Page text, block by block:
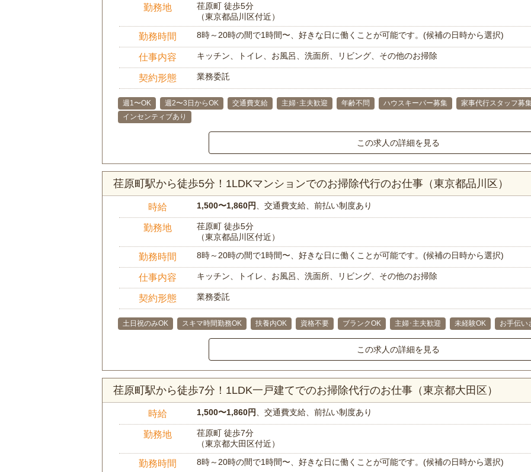
勤務地
荏原町 徒歩5分
（東京都品川区付近）
勤務時間 8時～20時の間で1時間〜、好きな日に働くことが可能です。(候補の日時から選択)
仕事内容 キッチン、トイレ、お風呂、洗面所、リビング、その他のお掃除
契約形態 業務委託
週1〜OK 週2〜3日からOK 交通費支給 主婦･主夫歓迎 年齢不問 ハウスキーパー募集 家事代行スタッフ募
インセンティブあり
この求人の詳細を見る
荏原町駅から徒歩5分！1LDKマンションでのお掃除代行のお仕事（東京都品川区）
時給 1,500〜1,860円 、交通費支給、前払い制度あり
勤務地
荏原町 徒歩5分
（東京都品川区付近）
勤務時間 8時～20時の間で1時間〜、好きな日に働くことが可能です。(候補の日時から選択)
仕事内容 キッチン、トイレ、お風呂、洗面所、リビング、その他のお掃除
契約形態 業務委託
土日祝のみOK スキマ時間勤務OK 扶養内OK 資格不要 ブランクOK 主婦･主夫歓迎 未経験OK お手伝い
この求人の詳細を見る
荏原町駅から徒歩7分！1LDK一戸建てでのお掃除代行のお仕事（東京都大田区）
時給 1,500〜1,860円 、交通費支給、前払い制度あり
勤務地
荏原町 徒歩7分
（東京都大田区付近）
勤務時間 8時～20時の間で1時間〜、好きな日に働くことが可能です。(候補の日時から選択)